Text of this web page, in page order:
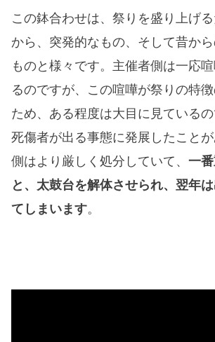
この鉢合わせは、祭りを盛り上げ
から、突発的なもの、そして昔か
ものと様々です。主催者側は一応
るのですが、この喧嘩が祭りの特
ため、ある程度は大目に見ているの
死傷者が出る事態に発展したこと
側はより厳しく処分していて、一
と、太鼓台を解体させられ、翌年
てしまいます。